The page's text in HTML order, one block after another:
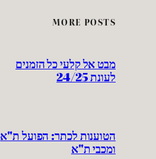
MORE POSTS
מבט אל קלעי כל הזמנים
לעונת 24/25
הטוענות לכתר: הפועל ת"א
ומכבי ת"א